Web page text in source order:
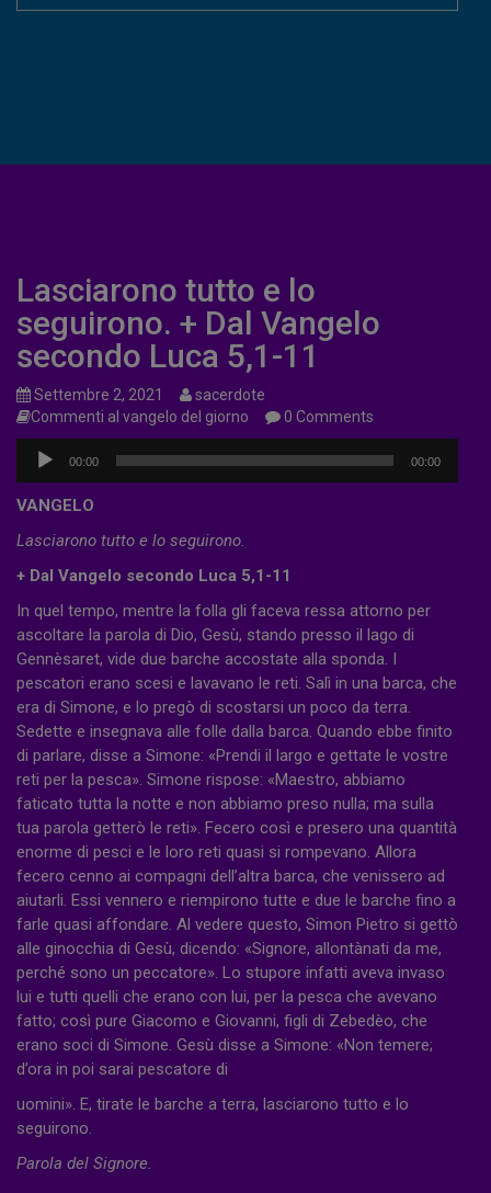
Lasciarono tutto e lo
seguirono. + Dal Vangelo
secondo Luca 5,1-11
Settembre 2, 2021
sacerdote
Commenti al vangelo del giorno
0 Comments
Audio
Player
00:00 00:00
VANGELO
Lasciarono tutto e lo seguirono.
+ Dal Vangelo secondo Luca 5,1-11
In quel tempo, mentre la folla gli faceva ressa attorno per
ascoltare la parola di Dio, Gesù, stando presso il lago di
Gennèsaret, vide due barche accostate alla sponda. I
pescatori erano scesi e lavavano le reti. Salì in una barca, che
era di Simone, e lo pregò di scostarsi un poco da terra.
Sedette e insegnava alle folle dalla barca. Quando ebbe finito
di parlare, disse a Simone: «Prendi il largo e gettate le vostre
reti per la pesca». Simone rispose: «Maestro, abbiamo
faticato tutta la notte e non abbiamo preso nulla; ma sulla
tua parola getterò le reti». Fecero così e presero una quantità
enorme di pesci e le loro reti quasi si rompevano. Allora
fecero cenno ai compagni dell’altra barca, che venissero ad
aiutarli. Essi vennero e riempirono tutte e due le barche fino a
farle quasi affondare. Al vedere questo, Simon Pietro si gettò
alle ginocchia di Gesù, dicendo: «Signore, allontànati da me,
perché sono un peccatore». Lo stupore infatti aveva invaso
lui e tutti quelli che erano con lui, per la pesca che avevano
fatto; così pure Giacomo e Giovanni, figli di Zebedèo, che
erano soci di Simone. Gesù disse a Simone: «Non temere;
d’ora in poi sarai pescatore di
uomini». E, tirate le barche a terra, lasciarono tutto e lo
seguirono.
Parola del Signore.